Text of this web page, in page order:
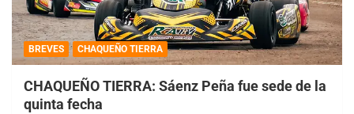
BREVES CHAQUEÑO TIERRA
CHAQUEÑO TIERRA: Sáenz Peña fue sede de la
quinta fecha